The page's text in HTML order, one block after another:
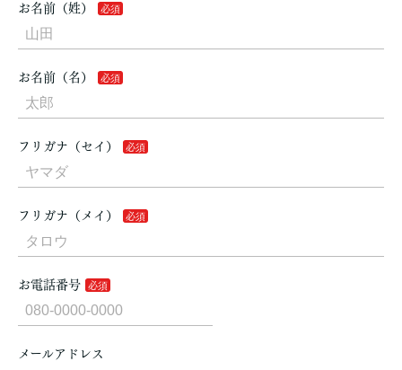
お名前（姓）
お名前（名）
フリガナ（セイ）
フリガナ（メイ）
お電話番号
メールアドレス